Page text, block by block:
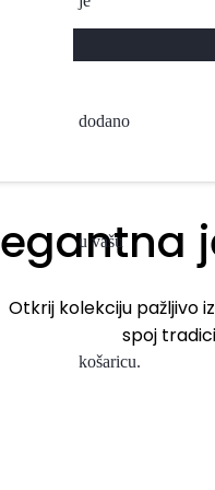
dodano
u vašu
košaricu.
Otkrij kolekciju pažljivo
spoj